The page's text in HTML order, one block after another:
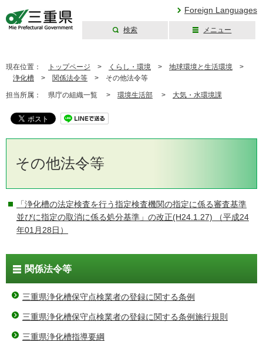
Foreign Languages
検索 メニュー
現在位置： トップページ > くらし・環境 > 地球環境と生活環境 >
浄化槽 > 関係法令等 > その他法令等
担当所属： 県庁の組織一覧 > 環境生活部 > 大気・水環境課
その他法令等
「浄化槽の法定検査を行う指定検査機関の指定に係る審査基準
並びに指定の取消に係る処分基準」の改正(H24.1.27) （平成24
年01月28日）
関係法令等
三重県浄化槽保守点検業者の登録に関する条例
三重県浄化槽保守点検業者の登録に関する条例施行規則
三重県浄化槽指導要綱